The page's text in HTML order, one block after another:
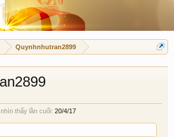
Quynhnhutran2899
thấy lần cuối: 20/4/17